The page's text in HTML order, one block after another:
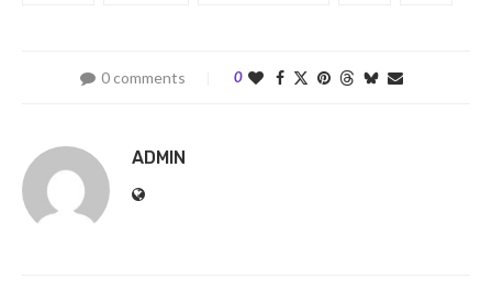
0 comments 0
ADMIN